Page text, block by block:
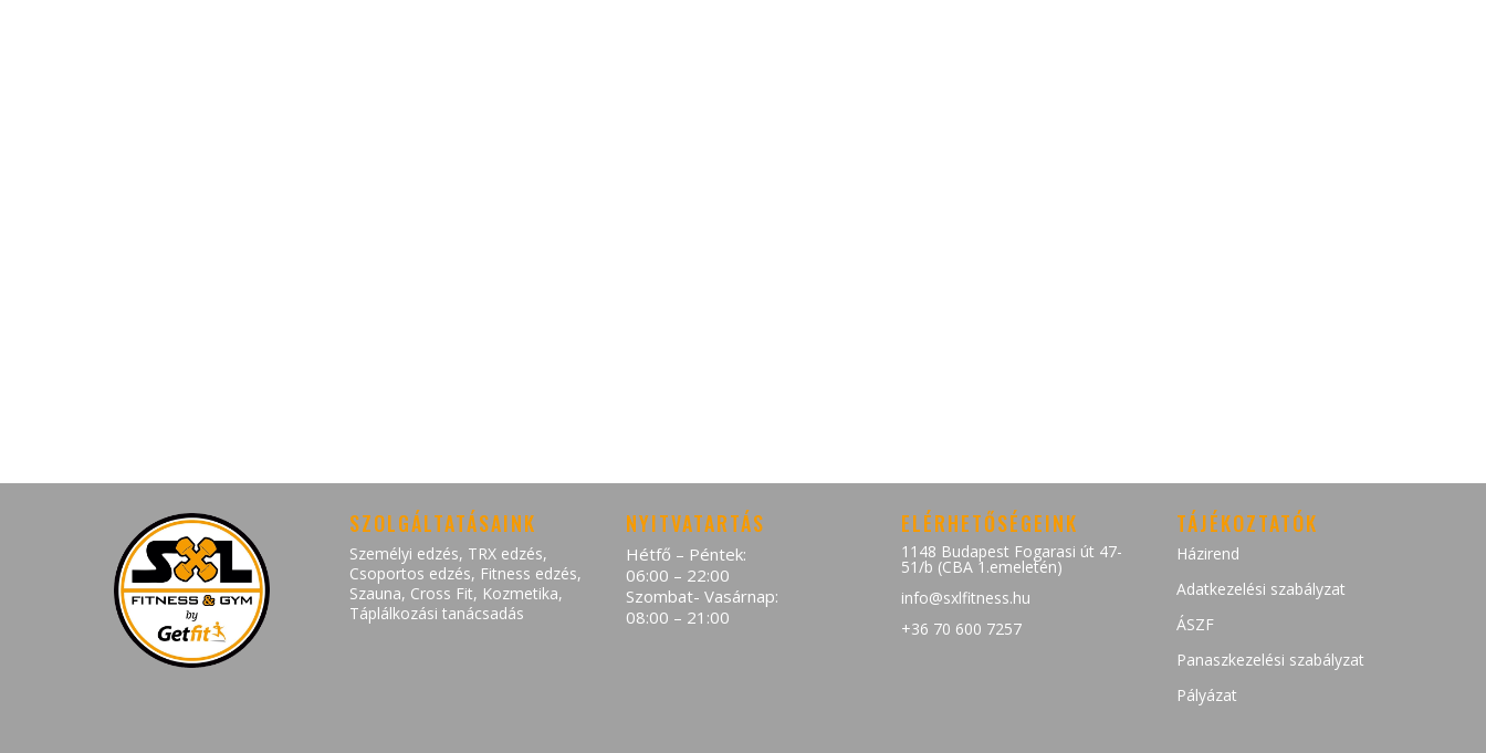
SZOLGÁLTATÁSAINK
Személyi edzés, TRX edzés,
Csoportos edzés, Fitness edzés,
Szauna, Cross Fit, Kozmetika,
Táplálkozási tanácsadás
NYITVATARTÁS
Hétfő – Péntek:
06:00 – 22:00
Szombat- Vasárnap:
08:00 – 21:00
ELÉRHETŐSÉGEINK
1148 Budapest Fogarasi út 47-
51/b (CBA 1.emeletén)
info@sxlfitness.hu
+36 70 600 7257
TÁJÉKOZTATÓK
Házirend
Adatkezelési szabályzat
ÁSZF
Panaszkezelési szabályzat
Pályázat